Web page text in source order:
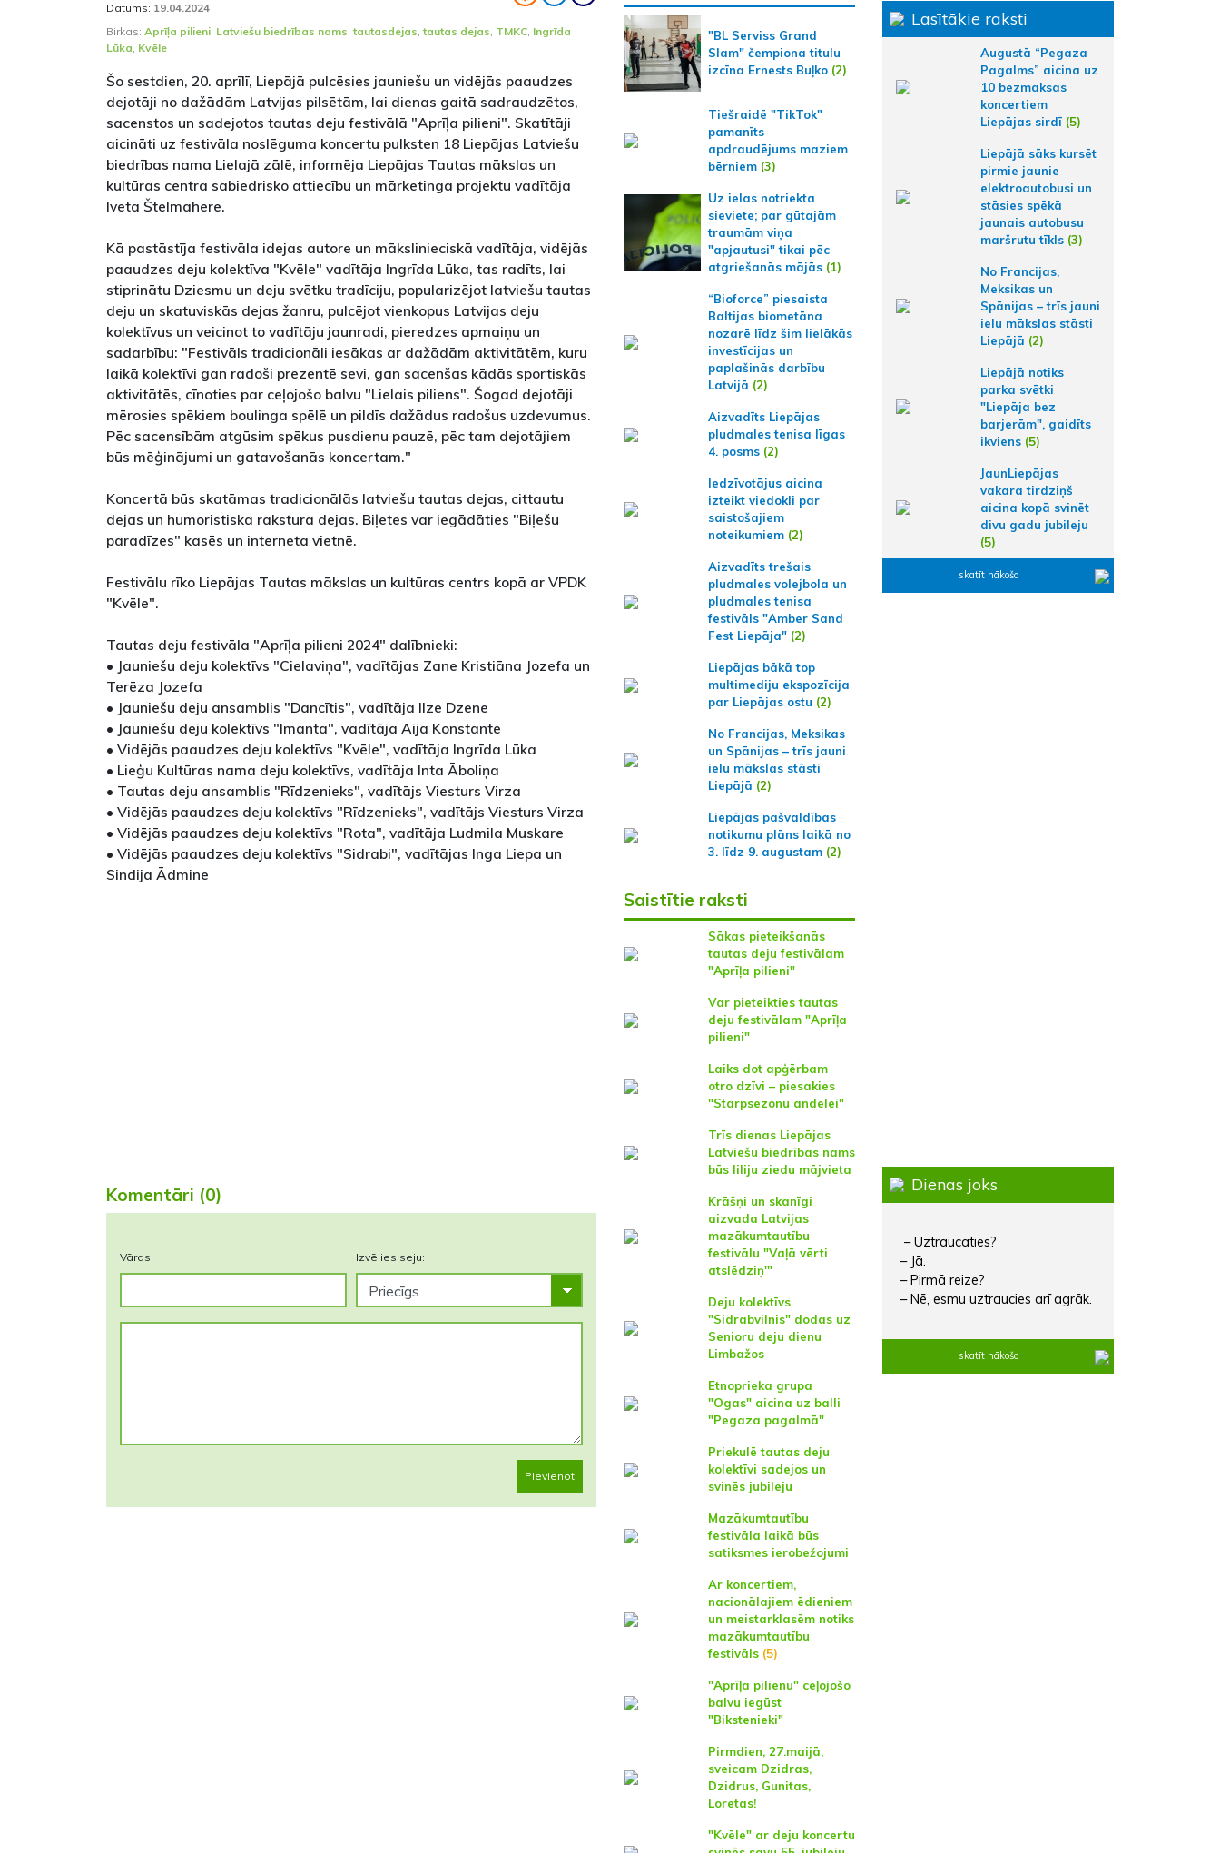
Datums: 19.04.2024
Birkas: Aprīļa pilieni, Latviešu biedrības nams,tautasdejas,tautas dejas, TMKC, Ingrīda
Lūka, Kvēle
Šo sestdien, 20. aprīlī, Liepājā pulcēsies jauniešu un vidējās paaudzes
dejotāji no dažādām Latvijas pilsētām, lai dienas gaitā sadraudzētos,
sacenstos un sadejotos tautas deju festivālā "Aprīļa pilieni". Skatītāji
aicināti uz festivāla noslēguma koncertu pulksten 18 Liepājas Latviešu
biedrības nama Lielajā zālē, informēja Liepājas Tautas mākslas un
kultūras centra sabiedrisko attiecību un mārketinga projektu vadītāja
Iveta Štelmahere.
Kā pastāstīja festivāla idejas autore un mākslinieciskā vadītāja, vidējās
paaudzes deju kolektīva "Kvēle" vadītāja Ingrīda Lūka, tas radīts, lai
stiprinātu Dziesmu un deju svētku tradīciju, popularizējot latviešu tautas
deju un skatuviskās dejas žanru, pulcējot vienkopus Latvijas deju
kolektīvus un veicinot to vadītāju jaunradi, pieredzes apmaiņu un
sadarbību: "Festivāls tradicionāli iesākas ar dažādām aktivitātēm, kuru
laikā kolektīvi gan radoši prezentē sevi, gan sacenšas kādās sportiskās
aktivitātēs, cīnoties par ceļojošo balvu "Lielais piliens". Šogad dejotāji
mērosies spēkiem boulinga spēlē un pildīs dažādus radošus uzdevumus.
Pēc sacensībām atgūsim spēkus pusdienu pauzē, pēc tam dejotājiem
būs mēģinājumi un gatavošanās koncertam."
Koncertā būs skatāmas tradicionālās latviešu tautas dejas, cittautu
dejas un humoristiska rakstura dejas. Biļetes var iegādāties "Biļešu
paradīzes" kasēs un interneta vietnē.
Festivālu rīko Liepājas Tautas mākslas un kultūras centrs kopā ar VPDK
"Kvēle".
Tautas deju festivāla "Aprīļa pilieni 2024" dalībnieki:
• Jauniešu deju kolektīvs "Cielaviņa", vadītājas Zane Kristiāna Jozefa un
Terēza Jozefa
• Jauniešu deju ansamblis "Dancītis", vadītāja Ilze Dzene
• Jauniešu deju kolektīvs "Imanta", vadītāja Aija Konstante
• Vidējās paaudzes deju kolektīvs "Kvēle", vadītāja Ingrīda Lūka
• Lieģu Kultūras nama deju kolektīvs, vadītāja Inta Āboliņa
• Tautas deju ansamblis "Rīdzenieks", vadītājs Viesturs Virza
• Vidējās paaudzes deju kolektīvs "Rīdzenieks", vadītājs Viesturs Virza
• Vidējās paaudzes deju kolektīvs "Rota", vadītāja Ludmila Muskare
• Vidējās paaudzes deju kolektīvs "Sidrabi", vadītājas Inga Liepa un
Sindija Ādmine
Komentāri (0)
Vārds: Izvēlies seju:
Pievienot
"BL Serviss Grand
Slam" čempiona titulu
izcīna Ernests Buļko(2)
Tiešraidē "TikTok"
pamanīts
apdraudējums maziem
bērniem(3)
Uz ielas notriekta
sieviete; par gūtajām
traumām viņa
"apjautusi" tikai pēc
atgriešanās mājās(1)
“Bioforce” piesaista
Baltijas biometāna
nozarē līdz šim lielākās
investīcijas un
paplašinās darbību
Latvijā (2)
Aizvadīts Liepājas
pludmales tenisa līgas
4. posms(2)
Iedzīvotājus aicina
izteikt viedokli par
saistošajiem
noteikumiem (2)
Aizvadīts trešais
pludmales volejbola un
pludmales tenisa
festivāls "Amber Sand
Fest Liepāja"(2)
Liepājas bākā top
multimediju ekspozīcija
par Liepājas ostu (2)
No Francijas, Meksikas
un Spānijas – trīs jauni
ielu mākslas stāsti
Liepājā (2)
Liepājas pašvaldības
notikumu plāns laikā no
3. līdz 9. augustam(2)
Saistītie raksti
Sākas pieteikšanās
tautas deju festivālam
"Aprīļa pilieni"
Var pieteikties tautas
deju festivālam "Aprīļa
pilieni"
Laiks dot apģērbam
otro dzīvi – piesakies
"Starpsezonu andelei"
Trīs dienas Liepājas
Latviešu biedrības nams
būs liliju ziedu mājvieta
Krāšņi un skanīgi
aizvada Latvijas
mazākumtautību
festivālu "Vaļā vērti
atslēdziņ'"
Deju kolektīvs
"Sidrabvilnis" dodas uz
Senioru deju dienu
Limbažos
Etnoprieka grupa
"Ogas" aicina uz balli
"Pegaza pagalmā"
Priekulē tautas deju
kolektīvi sadejos un
svinēs jubileju
Mazākumtautību
festivāla laikā būs
satiksmes ierobežojumi
Ar koncertiem,
nacionālajiem ēdieniem
un meistarklasēm notiks
mazākumtautību
festivāls(5)
"Aprīļa pilienu" ceļojošo
balvu iegūst
"Bikstenieki"
Pirmdien, 27.maijā,
sveicam Dzidras,
Dzidrus, Gunitas,
Loretas!
"Kvēle" ar deju koncertu
Lasītākie raksti
Augustā “Pegaza
Pagalms” aicina uz
10 bezmaksas
koncertiem
Liepājas sirdī (5)
Liepājā sāks kursēt
pirmie jaunie
elektroautobusi un
stāsies spēkā
jaunais autobusu
maršrutu tīkls (3)
No Francijas,
Meksikas un
Spānijas – trīs jauni
ielu mākslas stāsti
Liepājā (2)
Liepājā notiks
parka svētki
"Liepāja bez
barjerām", gaidīts
ikviens (5)
JaunLiepājas
vakara tirdziņš
aicina kopā svinēt
divu gadu jubileju
(5)
skatīt nākošo
Dienas joks
– Uztraucaties?
– Jā.
– Pirmā reize?
– Nē, esmu uztraucies arī agrāk.
skatīt nākošo